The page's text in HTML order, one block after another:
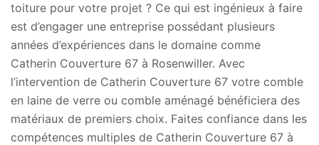
toiture pour votre projet ? Ce qui est ingénieux à faire
est d’engager une entreprise possédant plusieurs
années d’expériences dans le domaine comme
Catherin Couverture 67 à Rosenwiller. Avec
l’intervention de Catherin Couverture 67 votre comble
en laine de verre ou comble aménagé bénéficiera des
matériaux de premiers choix. Faites confiance dans les
compétences multiples de Catherin Couverture 67 à